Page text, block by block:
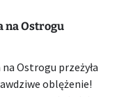
na Ostrogu
Ostrogu przeżyła
oblężenie!